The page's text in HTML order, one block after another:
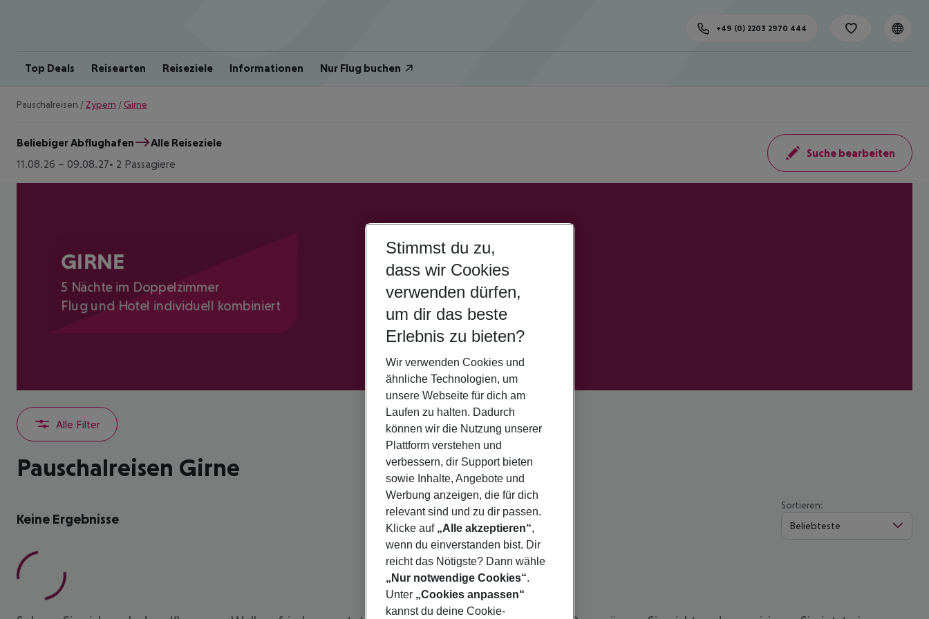
Top Deals Reisearten Reiseziele Informationen Nur Flug buchen
+49 (0) 2203 2970 444
Pauschalreisen / Zypern / Girne
Beliebiger Abflughafen
Alle Reiseziele
11.08.26 – 09.08.27 2 Passagiere
Suche bearbeiten
GIRNE
5 Nächte im Doppelzimmer
Flug und Hotel individuell kombiniert
Alle Filter
Pauschalreisen Girne
Keine Ergebnisse
Sortieren:
Beliebteste
Stimmst du zu,
dass wir Cookies
verwenden dürfen,
um dir das beste
Erlebnis zu bieten?
Wir verwenden Cookies und
ähnliche Technologien, um
unsere Webseite für dich am
Laufen zu halten. Dadurch
können wir die Nutzung unserer
Plattform verstehen und
verbessern, dir Support bieten
sowie Inhalte, Angebote und
Werbung anzeigen, die für dich
relevant sind und zu dir passen.
Klicke auf „Alle akzeptieren“,
wenn du einverstanden bist. Dir
reicht das Nötigste? Dann wähle
„Nur notwendige Cookies“.
Unter „Cookies anpassen“
kannst du deine Cookie-